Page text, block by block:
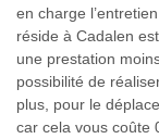
en charge
réside à Cadalen
une prestation
possibilité de
plus, pour le
car cela vous coûte